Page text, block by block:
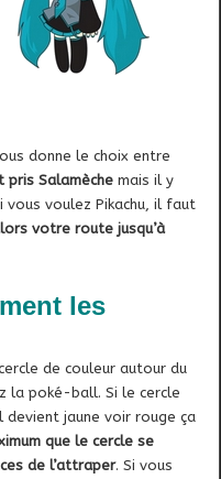
donne le choix entre
pris Salamèche mais il y
vous voulez Pikachu, il faut
votre route jusqu’à
les
de couleur autour du
la poké-ball. Si le cercle
devient jaune voir rouge ça
que le cercle se
de l’attraper. Si vous